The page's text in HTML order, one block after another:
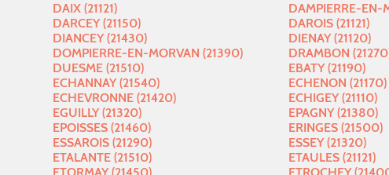
DAIX (21121)
DAMPIERRE-EN-
DARCEY (21150)
DAROIS (21121)
DIANCEY (21430)
DIENAY (21120)
DOMPIERRE-EN-MORVAN (21390)
DRAMBON
DUESME (21510)
EBATY (21190)
ECHANNAY (21540)
ECHENON (21170)
ECHEVRONNE (21420)
ECHIGEY (21110)
EGUILLY (21320)
EPAGNY (21380)
EPOISSES (21460)
ERINGES (21500)
ESSAROIS (21290)
ESSEY (21320)
ETALANTE (21510)
ETAULES (21121)
ETORMAY (21450)
ETROCHEY